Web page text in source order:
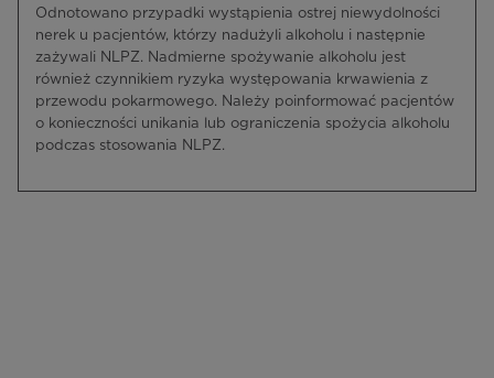
Odnotowano przypadki wystąpienia ostrej niewydolności
nerek u pacjentów, którzy nadużyli alkoholu i następnie
zażywali NLPZ. Nadmierne spożywanie alkoholu jest
również czynnikiem ryzyka występowania krwawienia z
przewodu pokarmowego. Należy poinformować pacjentów
o konieczności unikania lub ograniczenia spożycia alkoholu
podczas stosowania NLPZ.